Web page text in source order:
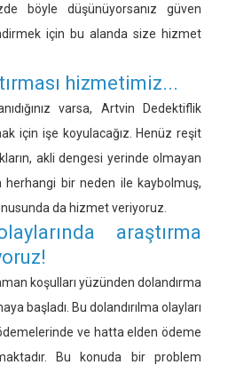
böyle düşünüyorsanız güven
için bu alanda size hizmet
hizmetimiz...
varsa, Artvin Dedektiflik
için işe koyulacağız. Henüz reşit
akli dengesi yerinde olmayan
herhangi bir neden ile kaybolmuş,
da hizmet veriyoruz.
araştırma
koşulları yüzünden dolandırma
başladı. Bu dolandırılma olayları
ve hatta elden ödeme
Bu konuda bir problem